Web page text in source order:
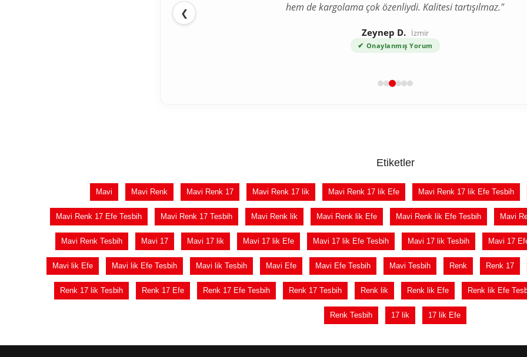
❮
hem de kargolama çok özenliydi. Kalitesi tartışılmaz."
Zeynep D. İzmir
✔ Onaylanmış Yorum
Etiketler
Mavi Mavi Renk Mavi Renk 17 Mavi Renk 17 lik Mavi Renk 17 lik Efe Mavi Renk 17 lik Efe Tesbih
Mavi Renk 17 Efe Tesbih Mavi Renk 17 Tesbih Mavi Renk lik Mavi Renk lik Efe Mavi Renk lik Efe Tesbih Mavi
Mavi Renk Tesbih Mavi 17 Mavi 17 lik Mavi 17 lik Efe Mavi 17 lik Efe Tesbih Mavi 17 lik Tesbih Mavi 17
Mavi lik Efe Mavi lik Efe Tesbih Mavi lik Tesbih Mavi Efe Mavi Efe Tesbih Mavi Tesbih Renk Renk 17
Renk 17 lik Tesbih Renk 17 Efe Renk 17 Efe Tesbih Renk 17 Tesbih Renk lik Renk lik Efe Renk lik Efe
Renk Tesbih 17 lik 17 lik Efe